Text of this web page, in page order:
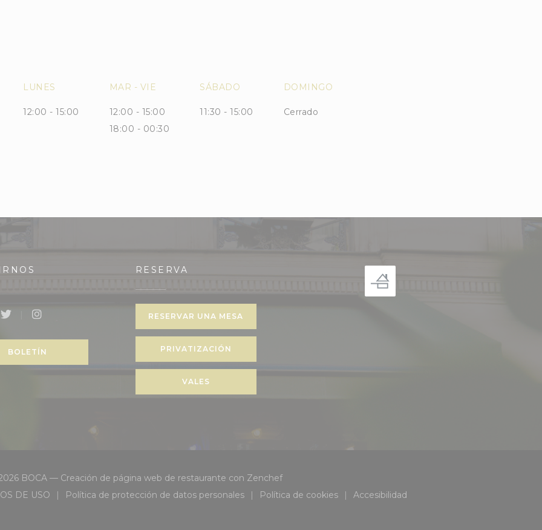
LUNES
12:00 - 15:00
MAR - VIE
12:00 - 15:00
18:00 - 00:30
SÁBADO
11:30 - 15:00
DOMINGO
Cerrado
ventana))
BOLETÍN
RESERVA
RESERVAR UNA MESA
PRIVATIZACIÓN
VALES
BOCA — Creación de página web de restaurante con Zenchef((abre en una nueva ventana))
DE USO
((abre en una nueva ventana))
Política de protección de datos personales
((abre en una nueva ventana))
Política de cookies
((abre en una nueva ventana))
Accesibilidad